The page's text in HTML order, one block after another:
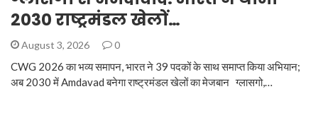
2030 राष्ट्रमंडल खेलों…
August 3, 2026 0
CWG 2026 का भव्य समापन, भारत ने 39 पदकों के साथ समाप्त किया अभियान;
अब 2030 में Amdavad बनेगा राष्ट्रमंडल खेलों का मेजबान ग्लासगो,…